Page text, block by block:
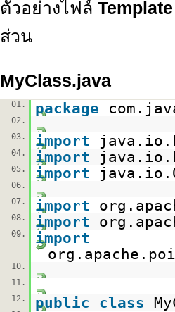
ตัวอย่างไฟล์
ส่วน
MyClass.java
01. package
02.
03.
import
04. import
05. import
06.
07.
import
08. import
09.
import
10.
11.
12.
public class